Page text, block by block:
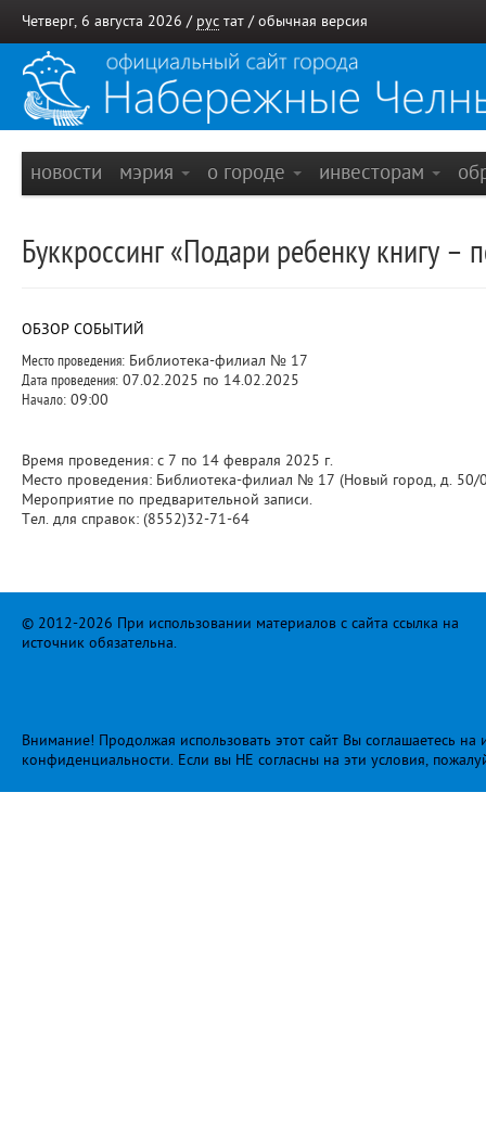
Четверг, 6 августа 2026 / рус тат / обычная версия
новости мэрия о городе инвесторам
Буккроссинг «Подари ребенку книгу –
ОБЗОР СОБЫТИЙ
Место проведения: Библиотека-филиал № 17
Дата проведения: 07.02.2025 по 14.02.2025
Начало: 09:00
Время проведения: с 7 по 14 февраля 2025 г.
Место проведения: Библиотека-филиал № 17 (Новый город, д. 50/
Мероприятие по предварительной записи.
Тел. для справок: (8552)32-71-64
© 2012-2026 При использовании материалов с сайта ссылка на
источник обязательна.
Внимание! Продолжая использовать этот сайт Вы соглашаетесь
конфиденциальности. Если вы НЕ согласны на эти условия,